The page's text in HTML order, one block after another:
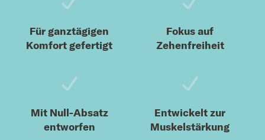
Für ganztägigen
Komfort gefertigt
Fokus auf
Zehenfreiheit
Mit Null-Absatz
entworfen
Entwickelt zur
Muskelstärkung